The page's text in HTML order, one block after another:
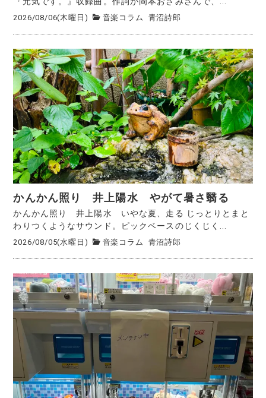
2026/08/06(木曜日) 音楽コラム 青沼詩郎
かんかん照り 井上陽水 やがて暑さ翳る
かんかん照り 井上陽水 いやな夏、走る じっとりとまと
わりつくようなサウンド。ピックベースのじくじく...
2026/08/05(水曜日) 音楽コラム 青沼詩郎